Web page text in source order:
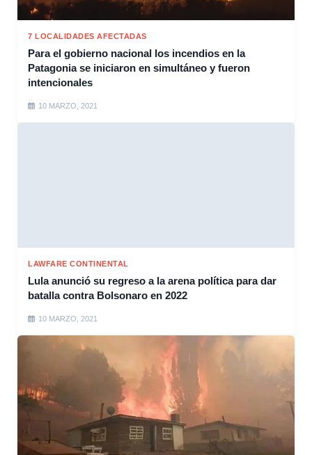
7 LOCALIDADES AFECTADAS
Para el gobierno nacional los incendios en la
Patagonia se iniciaron en simultáneo y fueron
intencionales
10 MARZO, 2021
LAWFARE CONTINENTAL
Lula anunció su regreso a la arena política para dar
batalla contra Bolsonaro en 2022
10 MARZO, 2021